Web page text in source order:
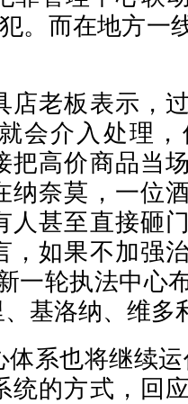
。而在地方一
店老板表示，
会介入处理
把高价商品当
纳奈莫，一位
人甚至直接砸
，如果不加强
一轮执法中心
基洛纳、维多
体系也将继续
统的方式，回